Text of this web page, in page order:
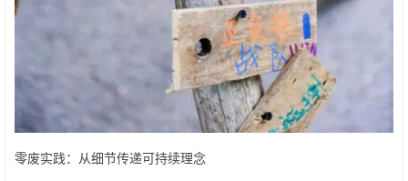
零废实践：从细节传递可持续理念